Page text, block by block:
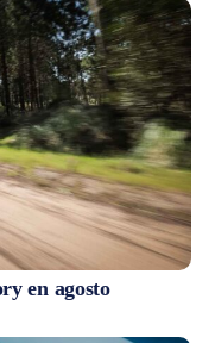
en agosto